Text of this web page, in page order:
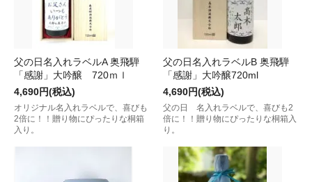
父の日名入れラベルA 奥飛騨
「感謝」大吟醸 720ｍｌ
4,690円(税込)
オリジナル名入れラベルで、喜びも
2倍に！！贈り物にぴったりな桐箱
入り。
父の日名入れラベルB 奥飛騨
「感謝」大吟醸720ml
4,690円(税込)
父の日 名入れラベルで、喜びも2
倍に！！贈り物にぴったりな桐箱入
り。